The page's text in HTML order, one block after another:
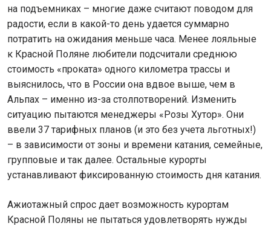
на подъемниках – многие даже считают поводом для
радости, если в какой-то день удается суммарно
потратить на ожидания меньше часа. Менее лояльные
к Красной Поляне любители подсчитали среднюю
стоимость «проката» одного километра трассы и
выяснилось, что в России она вдвое выше, чем в
Альпах – именно из-за столпотворений. Изменить
ситуацию пытаются менеджеры «Розы Хутор». Они
ввели 37 тарифных планов (и это без учета льготных!)
– в зависимости от зоны и времени катания, семейные,
групповые и так далее. Остальные курорты
устанавливают фиксированную стоимость дня катания.
Ажиотажный спрос дает возможность курортам
Красной Поляны не пытаться удовлетворять нужды